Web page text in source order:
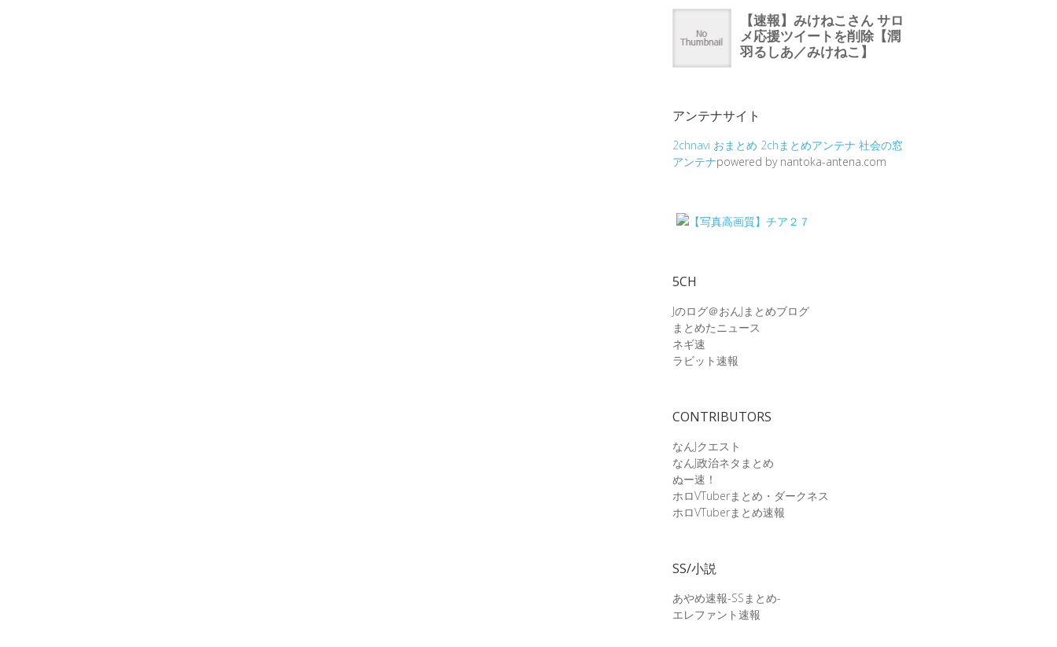
アンテナサイト
2chnavi おまとめ 2chまとめアンテナ 社会の窓
アンテナpowered by nantoka-antena.com
5CH
Jのログ＠おんJまとめブログ
まとめたニュース
ネギ速
ラビット速報
CONTRIBUTORS
なんJクエスト
なんJ政治ネタまとめ
ぬー速！
ホロVTuberまとめ・ダークネス
ホロVTuberまとめ速報
SS/小説
あやめ速報-SSまとめ-
エレファント速報